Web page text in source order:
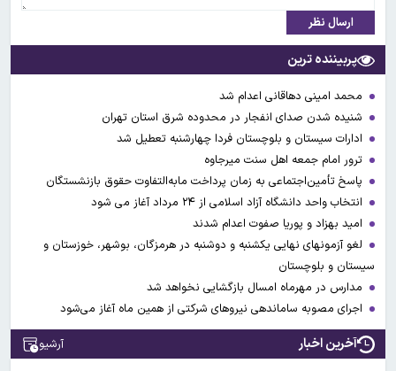
ارسال نظر
پربیننده ترین
محمد امینی دهاقانی اعدام شد
شنیده شدن صدای انفجار در محدوده شرق استان تهران
ادارات سیستان و بلوچستان فردا چهارشنبه تعطیل شد
ترور امام جمعه اهل سنت میرجاوه
پاسخ تأمین‌اجتماعی به زمان پرداخت مابه‌التفاوت حقوق بازنشستگان
انتخاب واحد دانشگاه آزاد اسلامی از ۲۴ مرداد آغاز می شود
امید بهزاد و پوریا صفوت اعدام شدند
لغو آزمونهای نهایی یکشنبه و دوشنبه در هرمزگان، بوشهر، خوزستان و
سیستان و بلوچستان
مدارس در مهرماه امسال بازگشایی نخواهد شد
اجرای مصوبه ساماندهی نیرو‌های شرکتی از همین ماه آغاز می‌شود
آخرین اخبار آرشیو